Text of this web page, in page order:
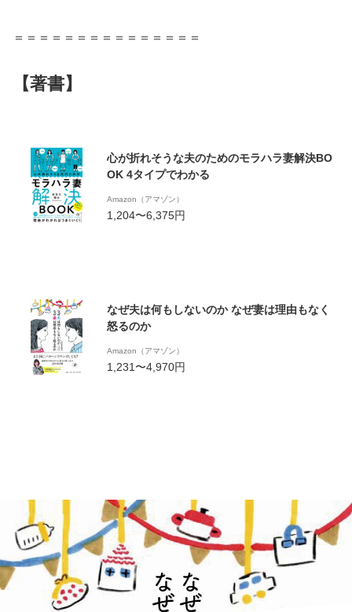
＝＝＝＝＝＝＝＝＝＝＝＝＝＝＝
【著書】
心が折れそうな夫のためのモラハラ妻解決BO
OK 4タイプでわかる
Amazon（アマゾン）
1,204〜6,375円
なぜ夫は何もしないのか なぜ妻は理由もなく
怒るのか
Amazon（アマゾン）
1,231〜4,970円